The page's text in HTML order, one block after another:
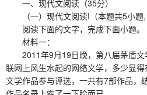
一、现代文阅读（35分）
（一）现代文阅读I（本题共5小题
阅读下面的文字，完成下面小题。
材料一：
2011年9月19日晚，第八届茅盾文
联网上风生水起的网络文学，多少显
文学作品参与评选，一共有7部作品，